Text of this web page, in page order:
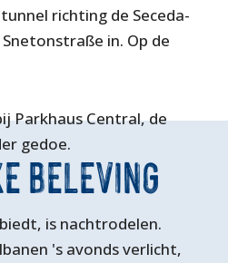
richting de Seceda-
in. Op de
Parkhaus Central, de
gedoe.
BELEVING
is nachtrodelen.
's avonds verlicht,